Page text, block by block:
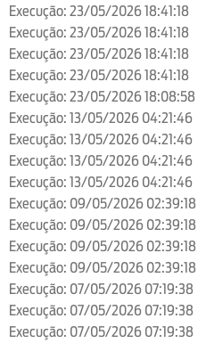
Execução: 23/05/2026 18:41:18
Execução: 23/05/2026 18:41:18
Execução: 23/05/2026 18:41:18
Execução: 23/05/2026 18:41:18
Execução: 23/05/2026 18:08:58
Execução: 13/05/2026 04:21:46
Execução: 13/05/2026 04:21:46
Execução: 13/05/2026 04:21:46
Execução: 13/05/2026 04:21:46
Execução: 09/05/2026 02:39:18
Execução: 09/05/2026 02:39:18
Execução: 09/05/2026 02:39:18
Execução: 09/05/2026 02:39:18
Execução: 07/05/2026 07:19:38
Execução: 07/05/2026 07:19:38
Execução: 07/05/2026 07:19:38